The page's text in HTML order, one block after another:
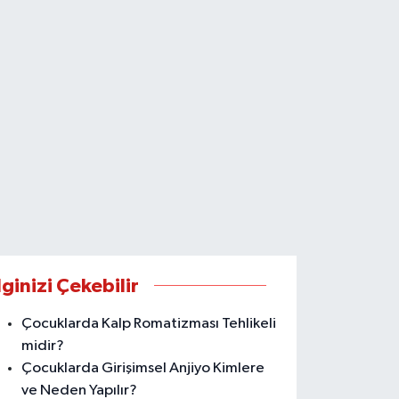
Çekebilir
Çocuklarda Kalp Romatizması Tehlikeli
midir?
Çocuklarda Girişimsel Anjiyo Kimlere
ve Neden Yapılır?